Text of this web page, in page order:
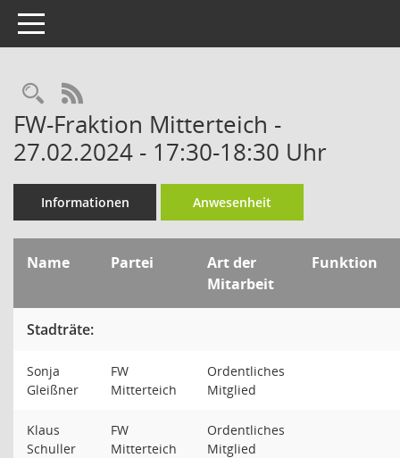
Toggle navigation
RSS-Feed
FW-Fraktion Mitterteich -
27.02.2024 - 17:30-18:30 Uhr
Informationen Anwesenheit
Name Partei
Art der
Mitarbeit
Funktion
Stadträte:
Sonja
Gleißner
FW
Mitterteich
Ordentliches
Mitglied
Klaus
Schuller
FW
Mitterteich
Ordentliches
Mitglied